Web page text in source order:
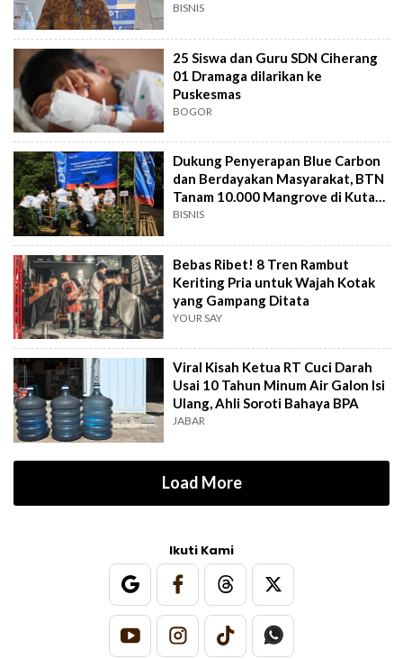
BISNIS
25 Siswa dan Guru SDN Ciherang
01 Dramaga dilarikan ke
Puskesmas
BOGOR
Dukung Penyerapan Blue Carbon
dan Berdayakan Masyarakat, BTN
Tanam 10.000 Mangrove di Kuta
Bali
BISNIS
Bebas Ribet! 8 Tren Rambut
Keriting Pria untuk Wajah Kotak
yang Gampang Ditata
YOUR SAY
Viral Kisah Ketua RT Cuci Darah
Usai 10 Tahun Minum Air Galon Isi
Ulang, Ahli Soroti Bahaya BPA
JABAR
Load More
Ikuti Kami